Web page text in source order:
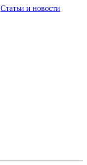
Статьи и новости